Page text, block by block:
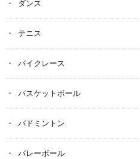
ダンス
テニス
バイクレース
バスケットボール
バドミントン
バレーボール